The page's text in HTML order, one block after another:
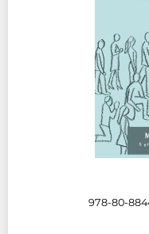
978-80-